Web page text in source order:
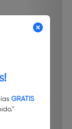
GRATIS